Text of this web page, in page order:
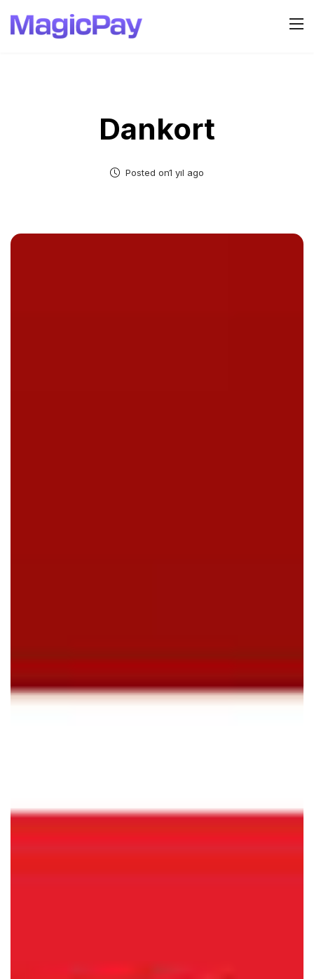
Dankort
Posted on1 yıl ago